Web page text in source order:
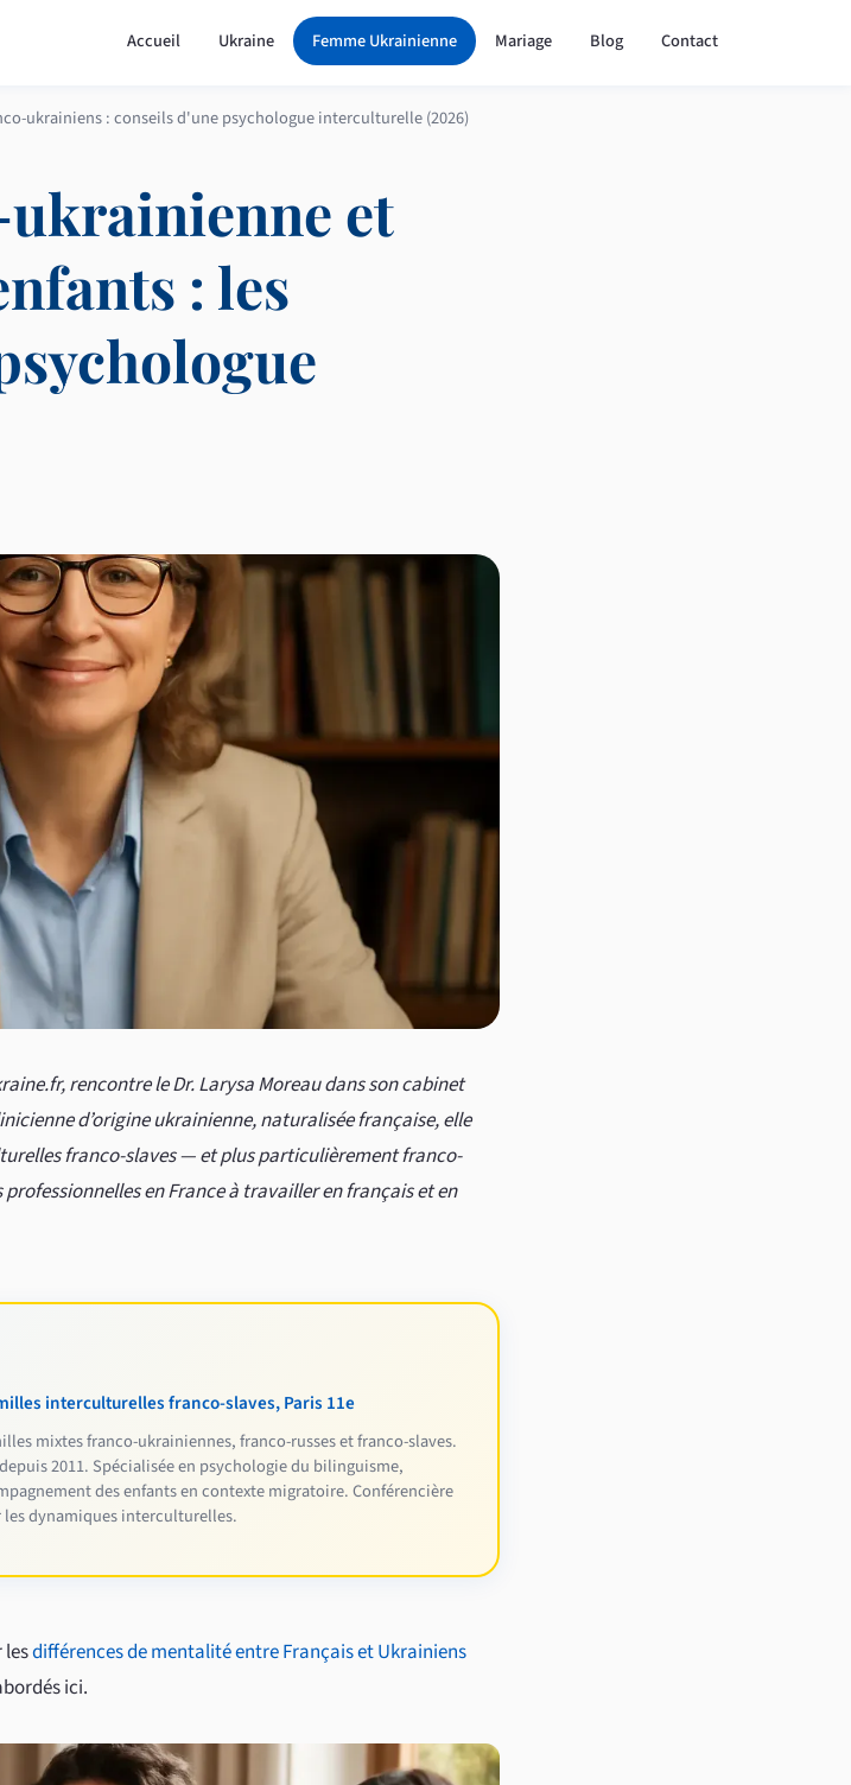
Accueil Ukraine Femme Ukrainienne Mariage Blog Contact
ukrainiens : conseils d'une psychologue interculturelle (2026)
et
: les
rencontre le Dr. Larysa Moreau dans son cabinet
d’origine ukrainienne, naturalisée française, elle
franco-slaves — et plus particulièrement franco-
professionnelles en France à travailler en français et en
interculturelles franco-slaves, Paris 11e
mixtes franco-ukrainiennes, franco-russes et franco-slaves.
2011. Spécialisée en psychologie du bilinguisme,
des enfants en contexte migratoire. Conférencière
dynamiques interculturelles.
différences de mentalité entre Français et Ukrainiens
ici.